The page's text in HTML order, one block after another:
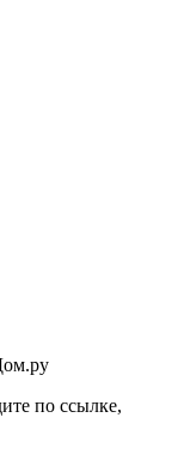
по ссылке,